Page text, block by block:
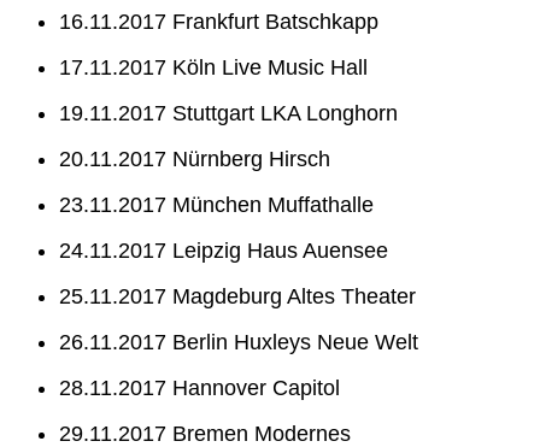
16.11.2017 Frankfurt Batschkapp
17.11.2017 Köln Live Music Hall
19.11.2017 Stuttgart LKA Longhorn
20.11.2017 Nürnberg Hirsch
23.11.2017 München Muffathalle
24.11.2017 Leipzig Haus Auensee
25.11.2017 Magdeburg Altes Theater
26.11.2017 Berlin Huxleys Neue Welt
28.11.2017 Hannover Capitol
29.11.2017 Bremen Modernes